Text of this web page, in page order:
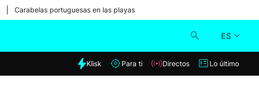
Carabelas portuguesas en las playas
ES
Klisk
Klisk Para ti Directos Lo último